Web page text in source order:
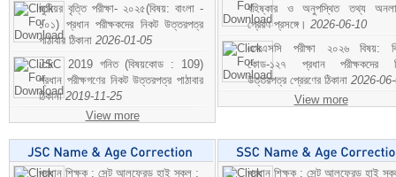
জুনিয়র বৃত্তি পরীক্ষা- ২০২৫(বিষয়: বাংলা -
১০১) প্রধান পরীক্ষকদের নিকট উত্তরপত্র
পাঠাবার ঠিকানা 2026-01-05
JSC 2019 গনিত (বিষয়কোড : 109)
প্রধান পরীক্ষগণের নিকট উত্তরপত্র পাঠাবার
ঠিকানা2019-11-25
View more
বহিষ্কার ও অনুপস্থিত তথ্য
প্রেরণ প্রসঙ্গে। 2026-06-10
এসএসসি পরীক্ষা ২০২৬ বিষয়:
কোড-১২৭ প্রধান পরীক্ষকদের
উত্তরপত্র প্রেরণের ঠিকানা 2026-
View more
প্রধান শিক্ষক : সেন্ট আলফ্রেড হাই স্কুল : প্রধান শিক্ষক : সেন্ট আলফ্রেড হাই